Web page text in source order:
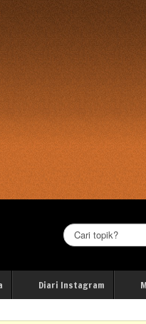
Cari...
Diari Instagram